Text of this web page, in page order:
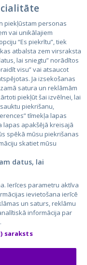
piekļūstam personas
vai unikālajiem
“Es piekrītu”, tiek
atbalsta zem virsraksta
lai sniegtu” norādītos
visu” vai atsaucot
Ja izsekošanas
satura un reklāmām
piekļūt šai izvēlnei, lai
piekrišanu,
tīmekļa lapas
lapas apakšējā kreisajā
spēkā mūsu piekrišanas
skatiet mūsu
datus, lai
Ierīces parametru aktīva
ievietošana ierīcē
un saturs, reklāmu
informācija par
saraksts